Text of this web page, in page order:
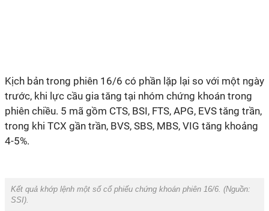
Kịch bản trong phiên 16/6 có phần lặp lại so với một ngày
trước, khi lực cầu gia tăng tại nhóm chứng khoán trong
phiên chiều. 5 mã gồm CTS, BSI, FTS, APG, EVS tăng trần,
trong khi TCX gần trần, BVS, SBS, MBS, VIG tăng khoảng
4-5%.
Kết quả khớp lệnh một số cổ phiếu chứng khoán phiên 16/6. (Nguồn:
SSI).